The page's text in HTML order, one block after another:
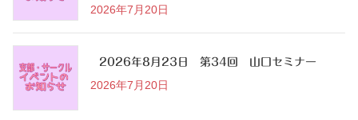
2026年7月20日
2026年8月23日 第34回 山口セミナー
2026年7月20日